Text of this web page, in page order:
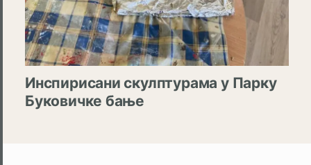
Инспирисани скулптурама у Парку
Буковичке бање